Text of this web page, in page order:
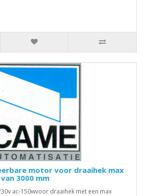
motor voor draaihek max
3000 mm
ac-150wvoor draaihek met een max